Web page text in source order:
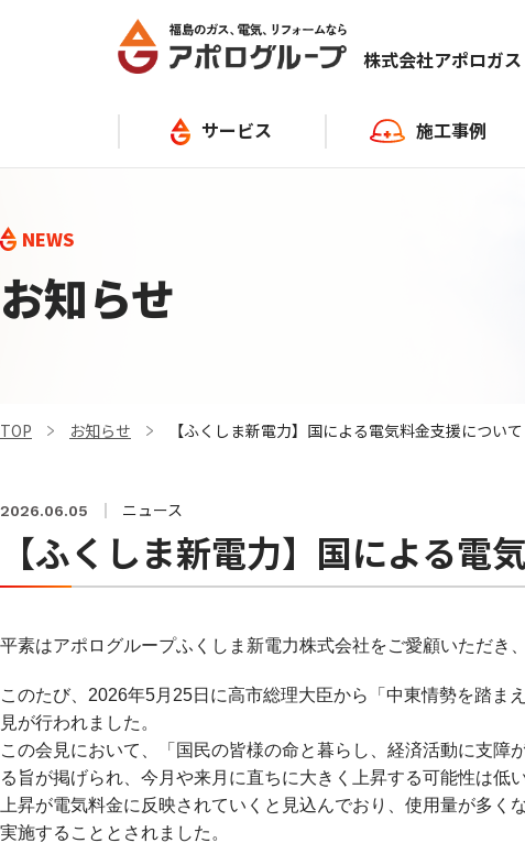
株式会社アポロガス
サービス
リフォーム
不動産
施工事例
NEWS
お知らせ
TOP お知らせ 【ふくしま新電力】国による電気料金支援について
2026.06.05 ニュース
【ふくしま新電力】国による電
平素はアポログループふくしま新電力株式会社をご愛顧いただき
このたび、2026年5月25日に高市総理大臣から「中東情勢を踏ま
見が行われました。
この会見において、「国民の皆様の命と暮らし、経済活動に支障
る旨が掲げられ、今月や来月に直ちに大きく上昇する可能性は低
上昇が電気料金に反映されていくと見込んでおり、使用量が多
実施することとされました。